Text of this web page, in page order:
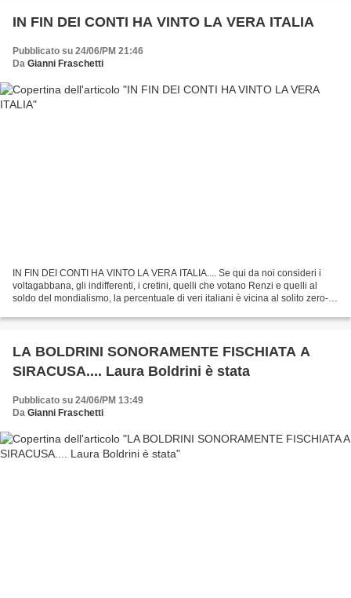
IN FIN DEI CONTI HA VINTO LA VERA ITALIA
Pubblicato su 24/06/PM 21:46
Da Gianni Fraschetti
IN FIN DEI CONTI HA VINTO LA VERA ITALIA.... Se qui da noi consideri i
voltagabbana, gli indifferenti, i cretini, quelli che votano Renzi e quelli al
soldo del mondialismo, la percentuale di veri italiani è vicina al solito zero-
LA BOLDRINI SONORAMENTE FISCHIATA A
SIRACUSA.... Laura Boldrini è stata
Pubblicato su 24/06/PM 13:49
Da Gianni Fraschetti